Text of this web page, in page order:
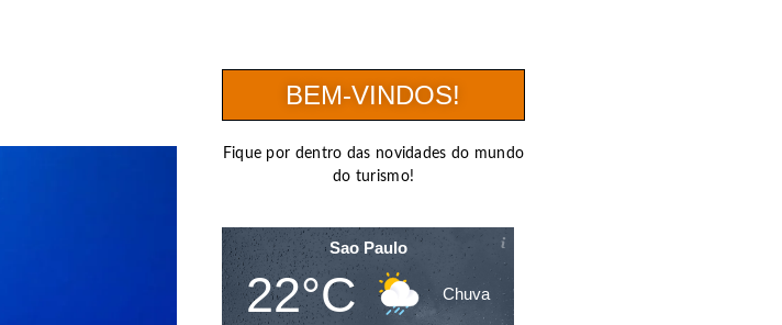
BEM-VINDOS!
Fique por dentro das novidades do mundo
do turismo!
Sao Paulo
22°C Chuva